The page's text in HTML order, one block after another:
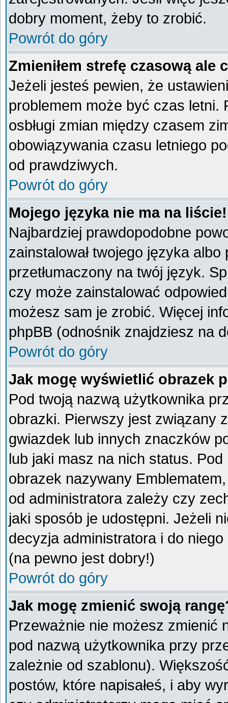
dobry moment, żeby to zrobić.
Powrót do góry
Zmieniłem strefę czasową ale
Jeżeli jesteś pewien, że
problemem może być czas letni.
osbługi zmian między czasem
obowiązywania czasu letniego
od prawdziwych.
Powrót do góry
Mojego języka nie ma na liście!
Najbardziej prawdopodobne
zainstalował twojego języka
przetłumaczony na twój język.
czy może zainstalować
możesz sam je zrobić. Więcej
phpBB (odnośnik znajdziesz na
Powrót do góry
Jak mogę wyświetlić obrazek
Pod twoją nazwą użytkownika
obrazki. Pierwszy jest związany
gwiazdek lub innych znaczków
lub jaki masz na nich status.
obrazek nazywany
od administratora zależy czy
jaki sposób je udostępni. Jeżeli
decyzja administratora i do
(na pewno jest dobry!)
Powrót do góry
Jak mogę zmienić swoją
Przeważnie nie możesz zmienić
pod nazwą użytkownika przy
zależnie od szablonu).
postów, które napisałeś, i aby